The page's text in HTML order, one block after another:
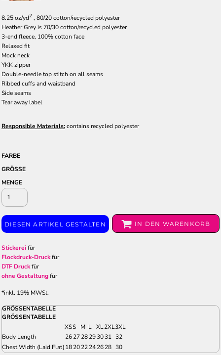
8.25 oz/yd2 , 80/20 cotton/recycled polyester
Heather Grey is 70/30 cotton/recycled polyester
3-end fleece, 100% cotton face
Relaxed fit
Mock neck
YKK zipper
Double-needle top stitch on all seams
Ribbed cuffs and waistband
Side seams
Tear away label
Responsible Materials:contains recycled polyester
FARBE
GRÖSSE
MENGE
DIESEN ARTIKEL GESTALTEN IN DEN WARENKORB
Stickereifür
Flockdruck-Druckfür
DTF Druckfür
ohne Gestaltungfür
*inkl. 19% MWSt.
GRÖSSENTABELLE
GRÖSSENTABELLE
XSS M L XL2XL3XL
Body Length
262728293031 32
Chest Width (Laid Flat)182022242628 30